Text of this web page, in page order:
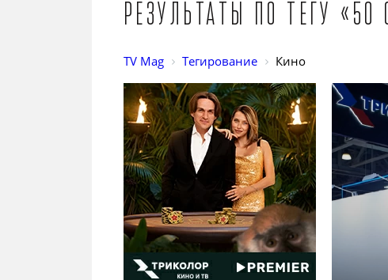
Результаты по тегу «50
TV Mag Тегирование Кино